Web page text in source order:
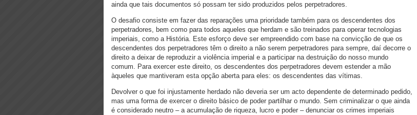
ainda que tais documentos só possam ter sido produzidos pelos perpetradores.
O desafio consiste em fazer das reparações uma prioridade também para os descendentes dos
perpetradores, bem como para todos aqueles que herdam e são treinados para operar tecnologias
imperiais, como a História. Este esforço deve ser empreendido com base na convicção de que os
descendentes dos perpetradores têm o direito a não serem perpetradores para sempre, daí decorre o
direito a deixar de reproduzir a violência imperial e a participar na destruição do nosso mundo
comum. Para exercer este direito, os descendentes dos perpetradores devem estender a mão
àqueles que mantiveram esta opção aberta para eles: os descendentes das vítimas.
Devolver o que foi injustamente herdado não deveria ser um acto dependente de determinado pedido,
mas uma forma de exercer o direito básico de poder partilhar o mundo. Sem criminalizar o que ainda
é considerado neutro – a acumulação de riqueza, lucro e poder – denunciar os crimes imperiais